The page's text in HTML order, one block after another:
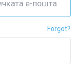
Forgot?